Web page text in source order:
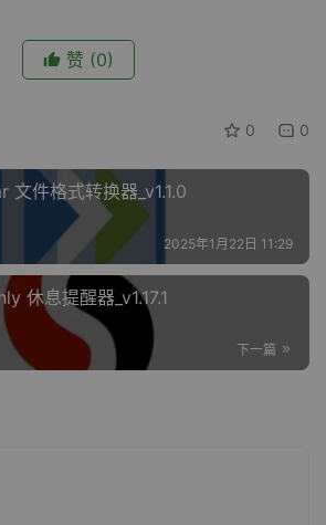
赞 (0)
0 0
件格式转换器_v1.1.0
2025年1月22日 11:29
休息提醒器_v1.17.1
下一篇